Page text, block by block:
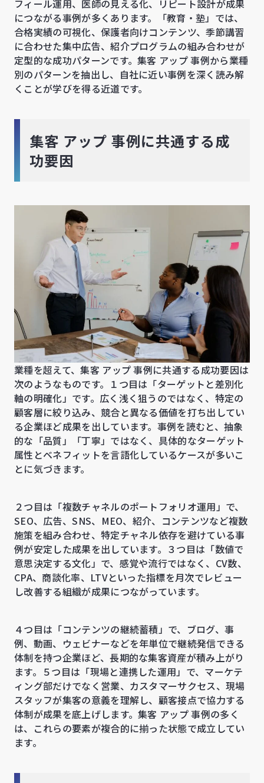
フィール運用、医師の見える化、リピート設計が成果
につながる事例が多くあります。「教育・塾」では、
合格実績の可視化、保護者向けコンテンツ、季節講習
に合わせた集中広告、紹介プログラムの組み合わせが
定型的な成功パターンです。集客 アップ 事例から業種
別のパターンを抽出し、自社に近い事例を深く読み解
くことが学びを得る近道です。
集客 アップ 事例に共通する成
功要因
業種を超えて、集客 アップ 事例に共通する成功要因は
次のようなものです。１つ目は「ターゲットと差別化
軸の明確化」です。広く浅く狙うのではなく、特定の
顧客層に絞り込み、競合と異なる価値を打ち出してい
る企業ほど成果を出しています。事例を読むと、抽象
的な「品質」「丁寧」ではなく、具体的なターゲット
属性とベネフィットを言語化しているケースが多いこ
とに気づきます。
２つ目は「複数チャネルのポートフォリオ運用」で、
SEO、広告、SNS、MEO、紹介、コンテンツなど複数
施策を組み合わせ、特定チャネル依存を避けている事
例が安定した成果を出しています。３つ目は「数値で
意思決定する文化」で、感覚や流行ではなく、CV数、
CPA、商談化率、LTVといった指標を月次でレビュー
し改善する組織が成果につながっています。
４つ目は「コンテンツの継続蓄積」で、ブログ、事
例、動画、ウェビナーなどを年単位で継続発信できる
体制を持つ企業ほど、長期的な集客資産が積み上がり
ます。５つ目は「現場と連携した運用」で、マーケテ
ィング部だけでなく営業、カスタマーサクセス、現場
スタッフが集客の意義を理解し、顧客接点で協力する
体制が成果を底上げします。集客 アップ 事例の多く
は、これらの要素が複合的に揃った状態で成立してい
ます。